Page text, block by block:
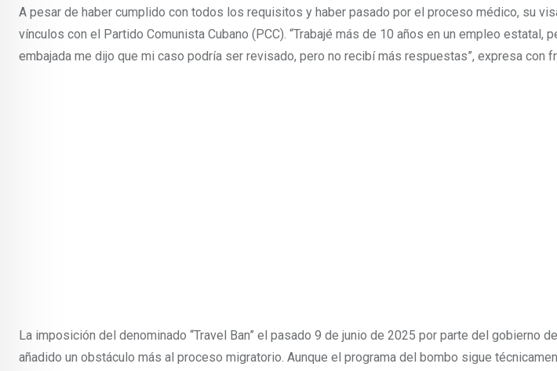
A pesar de haber cumplido con todos los requisitos y haber pasado por el proceso médico, su
vínculos con el Partido Comunista Cubano (PCC). “Trabajé más de 10 años en un empleo estatal,
embajada me dijo que mi caso podría ser revisado, pero no recibí más respuestas”, expresa con
La imposición del denominado “Travel Ban” el pasado 9 de junio de 2025 por parte del gobierno
añadido un obstáculo más al proceso migratorio. Aunque el programa del bombo sigue